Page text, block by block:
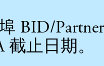
BID/
止日期。